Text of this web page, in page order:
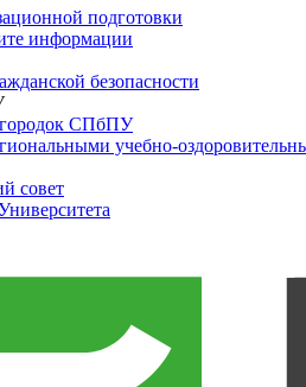
подготовки
информации
безопасности
СПбПУ
учебно-
совет